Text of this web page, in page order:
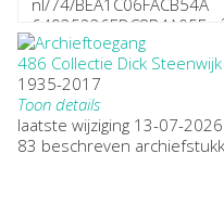
486 Collectie Dick Steenwijk
1935-2017
Toon details
Datering:
1935-2017
laatste wijziging 13-07-2026
83 beschreven